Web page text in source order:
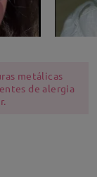
metálicas
de alergia